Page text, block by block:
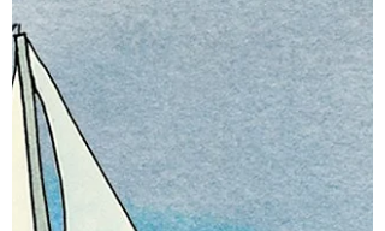
Turvallisuustarkistuksessa käydään läpi
veneen turvallisuuteen ja varusteisiin
liittyviä asioita asiantunte